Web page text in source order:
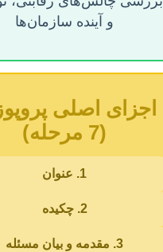
و آینده سازمان‌ها
اجزای اصلی
(7 مرحله)
1. عنوان
2. چکیده
3. مقدمه و بیان مسئله